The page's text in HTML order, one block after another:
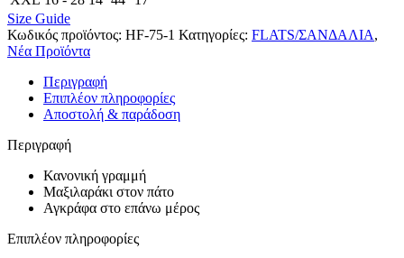
Size Guide
Κωδικός προϊόντος: HF-75-1 Κατηγορίες: FLATS/ΣΑΝΔΑΛΙΑ,
Νέα Προϊόντα
Περιγραφή
Επιπλέον πληροφορίες
Αποστολή & παράδοση
Περιγραφή
Κανονική γραμμή
Μαξιλαράκι στον πάτο
Αγκράφα στο επάνω μέρος
Επιπλέον πληροφορίες